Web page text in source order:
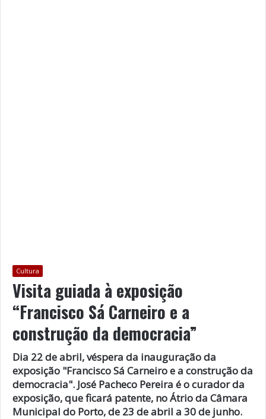
Cultura
Visita guiada à exposição
“Francisco Sá Carneiro e a
construção da democracia”
Dia 22 de abril, véspera da inauguração da
exposição "Francisco Sá Carneiro e a construção da
democracia". José Pacheco Pereira é o curador da
exposição, que ficará patente, no Átrio da Câmara
Municipal do Porto, de 23 de abril a 30 de junho.